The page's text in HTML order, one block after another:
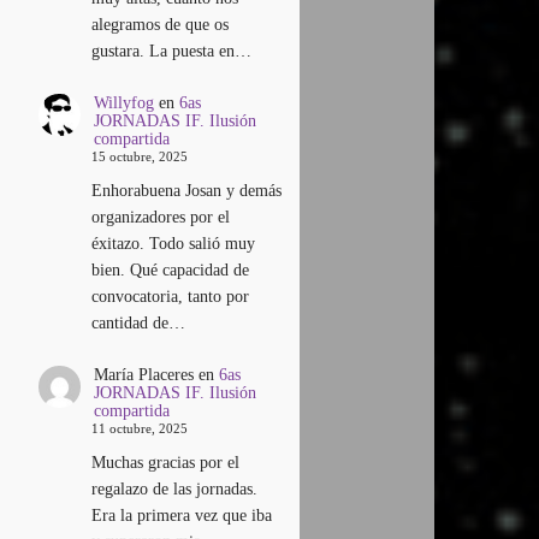
alegramos de que os
gustara. La puesta en…
Willyfogen 6as
JORNADAS IF. Ilusión
compartida
15 octubre, 2025
Enhorabuena Josan y demás
organizadores por el
éxitazo. Todo salió muy
bien. Qué capacidad de
convocatoria, tanto por
cantidad de…
María Placeresen 6as
JORNADAS IF. Ilusión
compartida
11 octubre, 2025
Muchas gracias por el
regalazo de las jornadas.
Era la primera vez que iba